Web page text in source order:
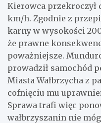
Kierowca przekroczył
km/h. Zgodnie z
karny w wysokości
że prawne
poważniejsze.
prowadził samochód
Miasta Wałbrzycha z
cofnięciu mu
Sprawa trafi więc
wałbrzyszanin nie